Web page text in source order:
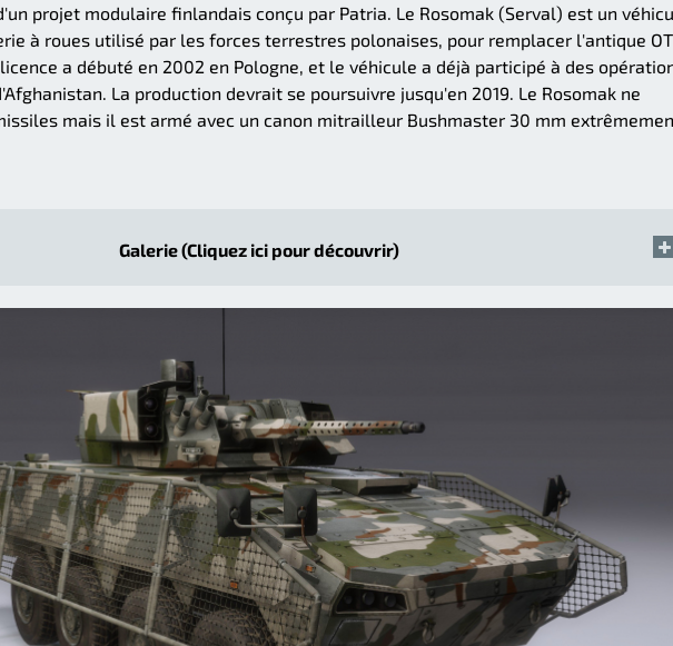
projet modulaire finlandais conçu par Patria. Le Rosomak (Serval) est un
à roues utilisé par les forces terrestres polonaises, pour remplacer l'antique
a débuté en 2002 en Pologne, et le véhicule a déjà participé à des
La production devrait se poursuivre jusqu'en 2019. Le Rosomak ne
mais il est armé avec un canon mitrailleur Bushmaster 30 mm
Galerie (Cliquez ici pour découvrir)